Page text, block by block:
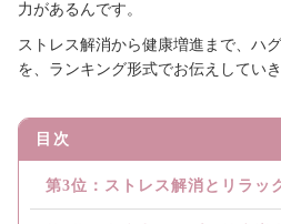
力があるんです。
ストレス解消から健康増進まで、ハ
を、ランキング形式でお伝えしていき
目次
第3位：ストレス解消とリラッ